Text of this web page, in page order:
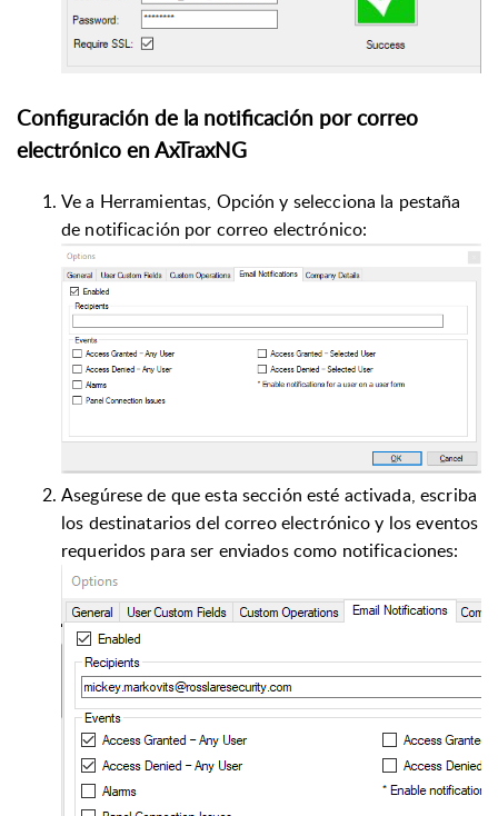
Configuración de la notificación por correo
electrónico en AxTraxNG
Ve a Herramientas, Opción y selecciona la pestaña
de notificación por correo electrónico:
Asegúrese de que esta sección esté activada, escriba
los destinatarios del correo electrónico y los eventos
requeridos para ser enviados como notificaciones: